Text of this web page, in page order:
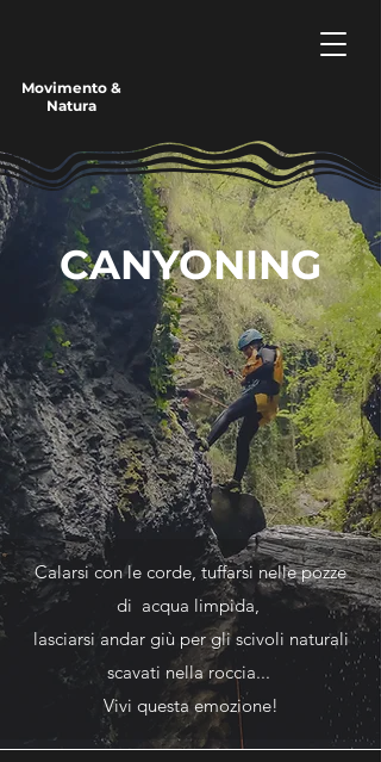
Movimento &
Natura
CANYONING
Calarsi con le corde, tuffarsi nelle pozze
di acqua limpida,
lasciarsi andar giù per gli scivoli naturali
scavati nella roccia...
Vivi questa emozione!​